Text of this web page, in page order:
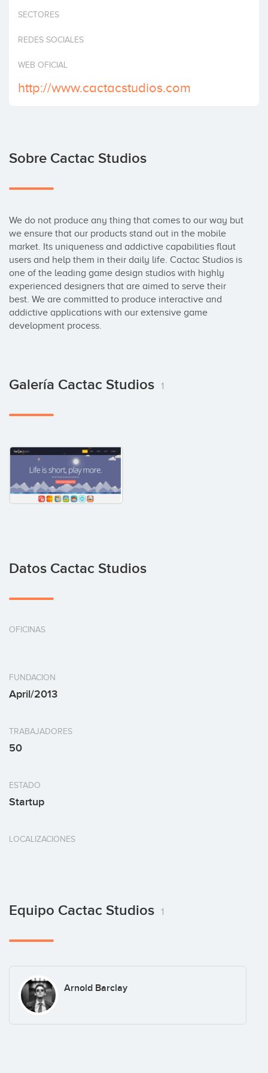
Invertir
SECTORES
REDES SOCIALES
WEB OFICIAL
http://www.cactacstudios.com
Sobre Cactac Studios
We do not produce any thing that comes to our way but
we ensure that our products stand out in the mobile
market. Its uniqueness and addictive capabilities flaut
users and help them in their daily life. Cactac Studios is
one of the leading game design studios with highly
experienced designers that are aimed to serve their
best. We are committed to produce interactive and
addictive applications with our extensive game
development process.
Galería Cactac Studios 1
Datos Cactac Studios
OFICINAS
FUNDACION
April/2013
TRABAJADORES
50
ESTADO
Startup
LOCALIZACIONES
Equipo Cactac Studios 1
Arnold Barclay